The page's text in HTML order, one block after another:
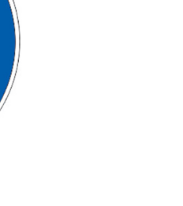
конусы
(катафоты)
(ИДН), демпферы